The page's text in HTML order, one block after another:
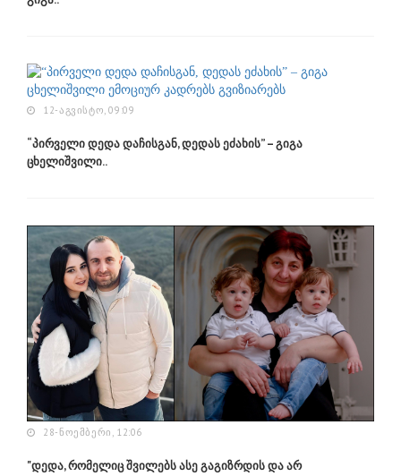
12-ᲐᲒᲕᲘᲡᲢᲝ, 09:09
“პირველი დედა დაჩისგან, დედას ეძახის” – გიგა
ცხელიშვილი..
28-ᲜᲝᲔᲛᲑᲔᲠᲘ, 12:06
"დედა, რომელიც შვილებს ასე გაგიზრდის და არ